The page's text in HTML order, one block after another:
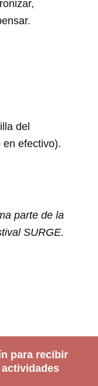
del
efectivo).
parte de la
SURGE.
para recibir